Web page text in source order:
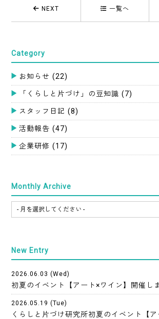
NEXT 一覧へ
Category
お知らせ (22)
「くらしと片づけ」の豆知識 (7)
スタッフ日記 (8)
活動報告 (47)
企業研修 (17)
Monthly Archive
New Entry
2026.06.03 (Wed)
初夏のイベント【アート×ワイン】開催し
2026.05.19 (Tue)
くらしと片づけ研究所初夏のイベント【ア